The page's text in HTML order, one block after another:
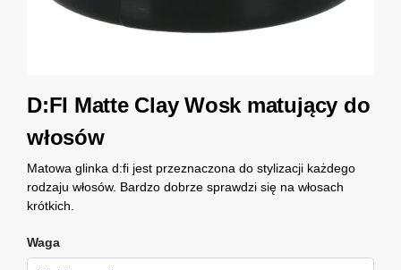
D:FI Matte Clay Wosk matujący do
włosów
Matowa glinka d:fi jest przeznaczona do stylizacji każdego
rodzaju włosów. Bardzo dobrze sprawdzi się na włosach
krótkich.
Waga